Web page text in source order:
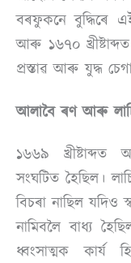
বৰফুকনে বুদ্ধিৰে
আৰু ১৬৭০
প্ৰস্তাৱ আৰু যুদ্ধ
আলাবৈ ৰণ আৰু
১৬৬৯
সংঘটিত হৈছিল।
বিচৰা নাছিল যদিও
নামিবলৈ বাধ্য
ধ্বংসাত্মক কাৰ্য